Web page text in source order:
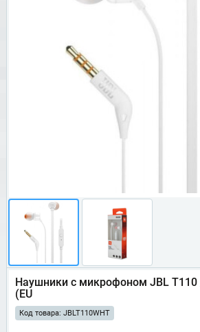
Наушники с микрофоном JBL
(EU
Код товара: JBLT110WHT